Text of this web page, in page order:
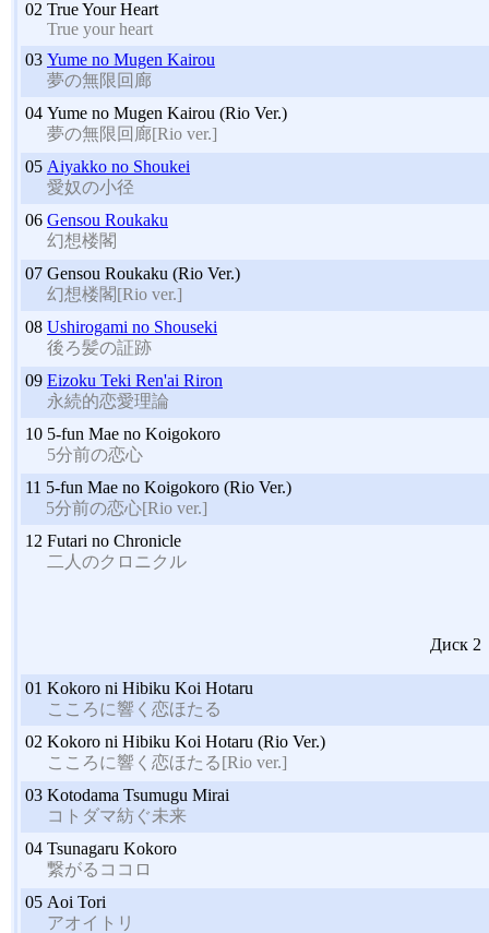
02 True Your Heart
True your heart
03 Yume no Mugen Kairou
夢の無限回廊
04 Yume no Mugen Kairou (Rio Ver.)
夢の無限回廊[Rio ver.]
05 Aiyakko no Shoukei
愛奴の小径
06 Gensou Roukaku
幻想楼閣
07 Gensou Roukaku (Rio Ver.)
幻想楼閣[Rio ver.]
08 Ushirogami no Shouseki
後ろ髪の証跡
09 Eizoku Teki Ren'ai Riron
永続的恋愛理論
10 5-fun Mae no Koigokoro
5分前の恋心
11 5-fun Mae no Koigokoro (Rio Ver.)
5分前の恋心[Rio ver.]
12 Futari no Chronicle
二人のクロニクル
Диск 2
01 Kokoro ni Hibiku Koi Hotaru
こころに響く恋ほたる
02 Kokoro ni Hibiku Koi Hotaru (Rio Ver.)
こころに響く恋ほたる[Rio ver.]
03 Kotodama Tsumugu Mirai
コトダマ紡ぐ未来
04 Tsunagaru Kokoro
繋がるココロ
05 Aoi Tori
アオイトリ